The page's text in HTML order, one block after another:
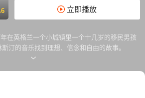
6 立即播放
在英格兰一个小城镇里一个十几岁的移民男孩
汀的音乐找到理想、信念和自由的故事。